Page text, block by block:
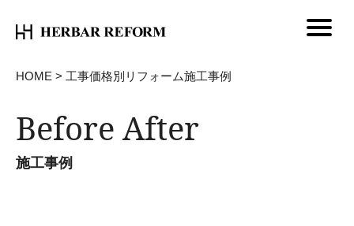
HOME > 工事価格別リフォーム施工事例
Before After
施工事例